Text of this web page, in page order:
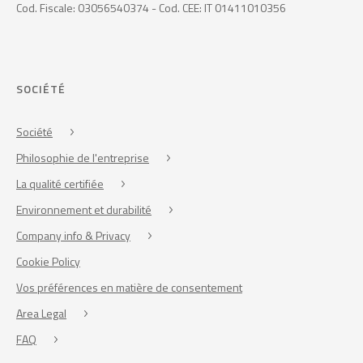
Cod. Fiscale: 03056540374 - Cod. CEE: IT 01411010356
SOCIÉTÉ
Société
Philosophie de l'entreprise
La qualité certifiée
Environnement et durabilité
Company info & Privacy
Cookie Policy
Vos préférences en matière de consentement
Area Legal
FAQ